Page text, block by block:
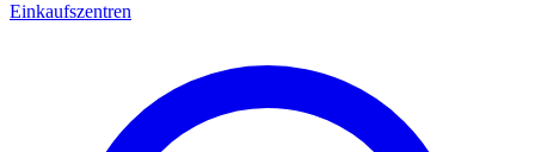
Einkaufszentren